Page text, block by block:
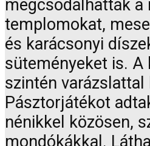
megcsodálhatták a
templomokat,
és karácsonyi
süteményeket is. A
szintén varázslattal
Pásztorjátékot
nénikkel közösen,
mondókákkal.